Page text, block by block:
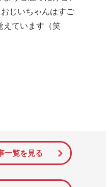
じいちゃんはすご
えています（笑
一覧を見る